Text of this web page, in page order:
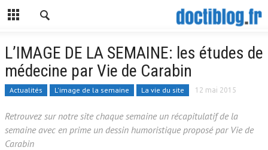
L’IMAGE DE LA SEMAINE: les études de
médecine par Vie de Carabin
Actualités L'image de la semaine La vie du site 12 mai 2015
Retrouvez sur notre site chaque semaine un récapitulatif de la
semaine avec en prime un dessin humoristique proposé par Vie de
Carabin